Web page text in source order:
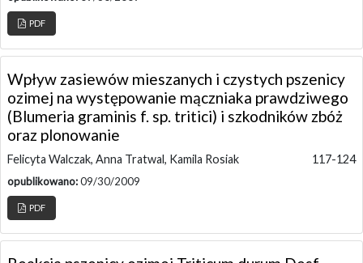
PDF
Wpływ zasiewów mieszanych i czystych pszenicy
ozimej na występowanie mączniaka prawdziwego
(Blumeria graminis f. sp. tritici) i szkodników zbóż
oraz plonowanie
Felicyta Walczak, Anna Tratwal, Kamila Rosiak 117-124
opublikowano:09/30/2009
PDF